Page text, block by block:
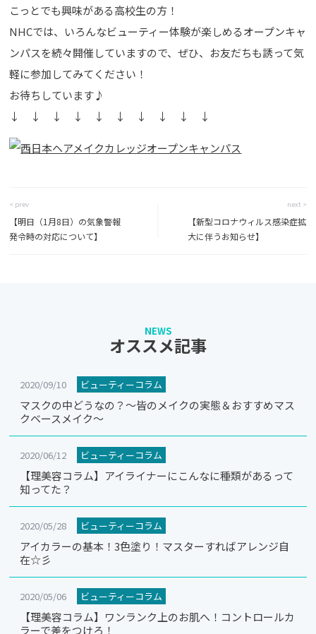
こっとでも興味がある高校生の方！
NHCでは、いろんなビューティー体験が楽しめるオープンキャ
ンパスを続々開催していますので、ぜひ、お友だちも誘って気
軽に参加してみてください！
お待ちしています♪
↓ ↓ ↓ ↓ ↓ ↓ ↓ ↓ ↓ ↓
< prev
【明日（1月8日）の気象警報
発令時の対応について】
next >
【新型コロナウィルス感染症拡
大に伴うお知らせ】
NEWS
オススメ記事
2020/09/10 ビューティーコラム
マスクの中どうなの？～皆のメイクの実態＆おすすめマス
クベースメイク～
2020/06/12 ビューティーコラム
【理美容コラム】アイライナーにこんなに種類があるって
知ってた？
2020/05/28 ビューティーコラム
アイカラーの基本！3色塗り！マスターすればアレンジ自
在☆彡
2020/05/06 ビューティーコラム
【理美容コラム】ワンランク上のお肌へ！コントロールカ
ラーで差をつけろ！